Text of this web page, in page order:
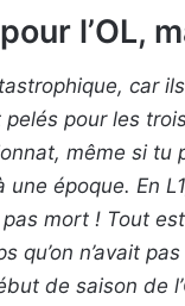
l’OL,
car
pelés pour les
même si
une époque. En
mort ! Tout
qu’on n’avait
de saison de